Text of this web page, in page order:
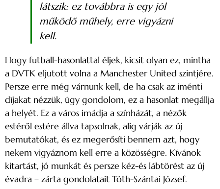
látszik: ez továbbra is egy jól
működő műhely, erre vigyázni
kell.
Hogy futball-hasonlattal éljek, kicsit olyan ez, mintha
a DVTK eljutott volna a Manchester United szintjére.
Persze erre még várnunk kell, de ha csak az iménti
díjakat nézzük, úgy gondolom, ez a hasonlat megállja
a helyét. Ez a város imádja a színházát, a nézők
estéről estére állva tapsolnak, alig várják az új
bemutatókat, és ez megerősíti bennem azt, hogy
nekem vigyáznom kell erre a közösségre. Kívánok
kitartást, jó munkát és persze kéz-és lábtörést az új
évadra – zárta gondolatait Tóth-Szántai József.